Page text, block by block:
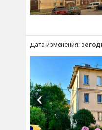
Дата изменения: